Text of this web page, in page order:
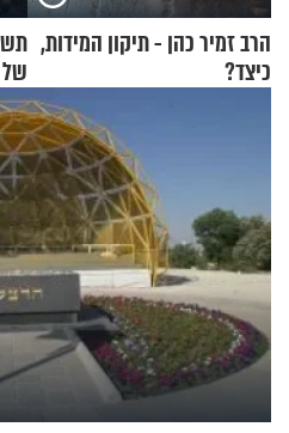
הרב זמיר כהן - תיקון המידות,
כיצד?